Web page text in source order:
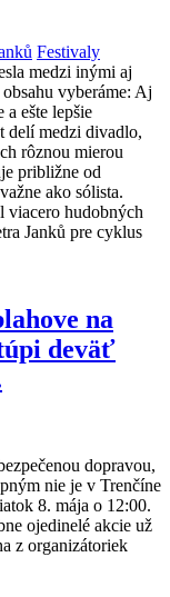
Festivaly
medzi inými aj
vyberáme: Aj
a ešte lepšie
delí medzi divadlo,
rôznou mierou
približne od
ako sólista.
viacero hudobných
Janků pre cyklus
na
deväť
dopravou,
nie je v Trenčíne
8. mája o 12:00.
ojedinelé akcie už
z organizátoriek